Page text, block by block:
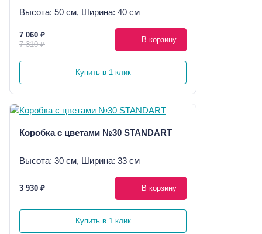
Высота: 50 см, Ширина: 40 см
7 060 ₽
7 310 ₽
В корзину
Купить в 1 клик
Коробка с цветами №30 STANDART
Высота: 30 см, Ширина: 33 см
3 930 ₽ В корзину
Купить в 1 клик